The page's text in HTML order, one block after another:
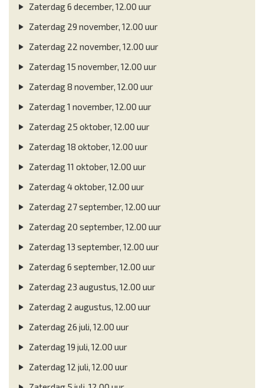
Zaterdag 6 december, 12.00 uur
Zaterdag 29 november, 12.00 uur
Zaterdag 22 november, 12.00 uur
Zaterdag 15 november, 12.00 uur
Zaterdag 8 november, 12.00 uur
Zaterdag 1 november, 12.00 uur
Zaterdag 25 oktober, 12.00 uur
Zaterdag 18 oktober, 12.00 uur
Zaterdag 11 oktober, 12.00 uur
Zaterdag 4 oktober, 12.00 uur
Zaterdag 27 september, 12.00 uur
Zaterdag 20 september, 12.00 uur
Zaterdag 13 september, 12.00 uur
Zaterdag 6 september, 12.00 uur
Zaterdag 23 augustus, 12.00 uur
Zaterdag 2 augustus, 12.00 uur
Zaterdag 26 juli, 12.00 uur
Zaterdag 19 juli, 12.00 uur
Zaterdag 12 juli, 12.00 uur